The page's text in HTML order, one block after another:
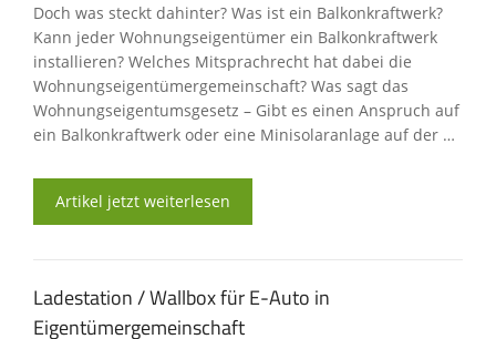
Doch was steckt dahinter? Was ist ein Balkonkraftwerk?
Kann jeder Wohnungseigentümer ein Balkonkraftwerk
installieren? Welches Mitsprachrecht hat dabei die
Wohnungseigentümergemeinschaft? Was sagt das
Wohnungseigentumsgesetz – Gibt es einen Anspruch auf
ein Balkonkraftwerk oder eine Minisolaranlage auf der …
Artikel jetzt weiterlesen
Ladestation / Wallbox für E-Auto in
Eigentümergemeinschaft